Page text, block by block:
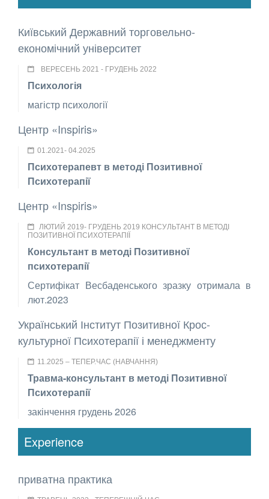
Київський Державний торговельно-
економічний університет
ВЕРЕСЕНЬ 2021 - ГРУДЕНЬ 2022
Психологія
магістр психології
Центр «Inspiris»
01.2021- 04.2025
Психотерапевт в методі Позитивної
Психотерапії
Центр «Inspiris»
ЛЮТИЙ 2019- ГРУДЕНЬ 2019 КОНСУЛЬТАНТ В МЕТОДІ
ПОЗИТИВНОЇ ПСИХОТЕРАПІЇ
Консультант в методі Позитивної
психотерапії
Сертифікат Весбаденського зразку отримала в
лют.2023
Український Інститут Позитивної Крос-
культурної Психотерапії і менеджменту
11.2025 – ТЕПЕР.ЧАС (НАВЧАННЯ)
Травма-консультант в методі Позитивної
Психотерапії
закінчення грудень 2026
Experience
приватна практика